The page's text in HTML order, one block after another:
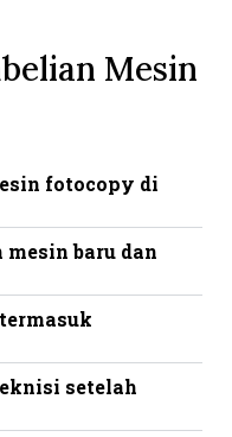
Mesin
fotocopy di
baru dan
setelah